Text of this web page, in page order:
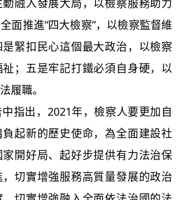
面推進“四大檢察”，以檢察監督維
緊扣民心這個最大政治，以檢察
；五是牢記打鐵必須自身硬，以
履職。
出，2021年，檢察人要更加自
起新的歷史使命，為全面建設社
開好局、起好步提供有力法治保
切實增強服務高質量發展的政治